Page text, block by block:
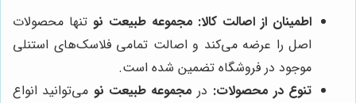
اطمینان از اصالت کالا: مجموعه طبیعت نو تنها محصولات
اصل را عرضه می‌کند و اصالت تمامی فلاسک‌های استنلی
موجود در فروشگاه تضمین شده است.
تنوع در محصولات: در مجموعه طبیعت نو می‌توانید انواع